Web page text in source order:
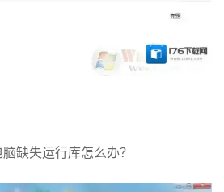
缺失运行库怎么办？